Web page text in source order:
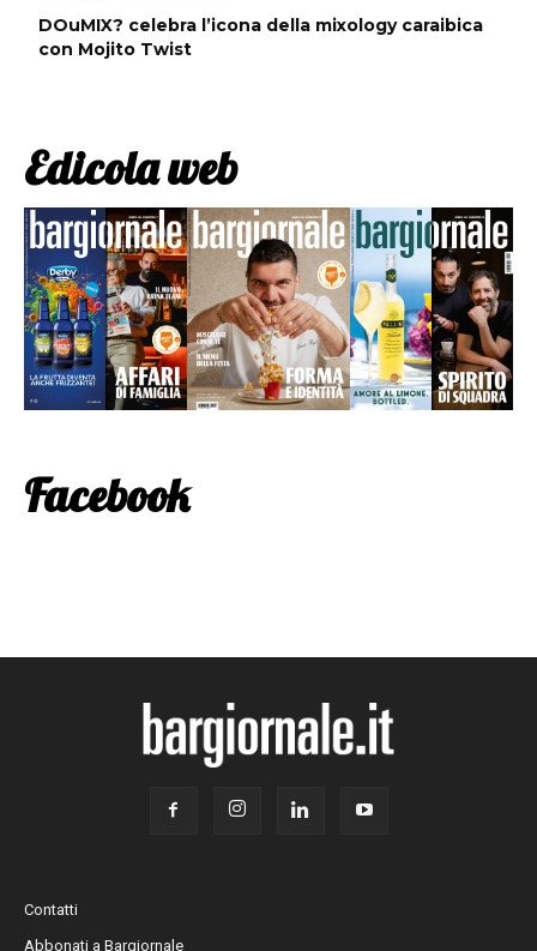
DOuMIX? celebra l’icona della mixology caraibica
con Mojito Twist
Edicola web
Facebook
Contatti
Abbonati a Bargiornale